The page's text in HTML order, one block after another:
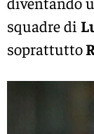
squadre di
soprattutto